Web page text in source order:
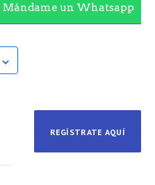
Mándame un Whatsapp
REGÍSTRATE AQUÍ